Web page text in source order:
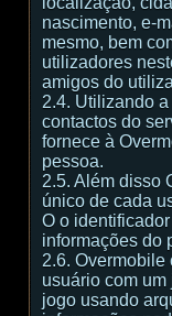
nascimento, e-
mesmo, bem
utilizadores
amigos do
2.4. Utilizando
contactos do
fornece à
pessoa.
2.5. Além disso
único de cada
O o
informações do
2.6. Overmobile
usuário com
jogo usando